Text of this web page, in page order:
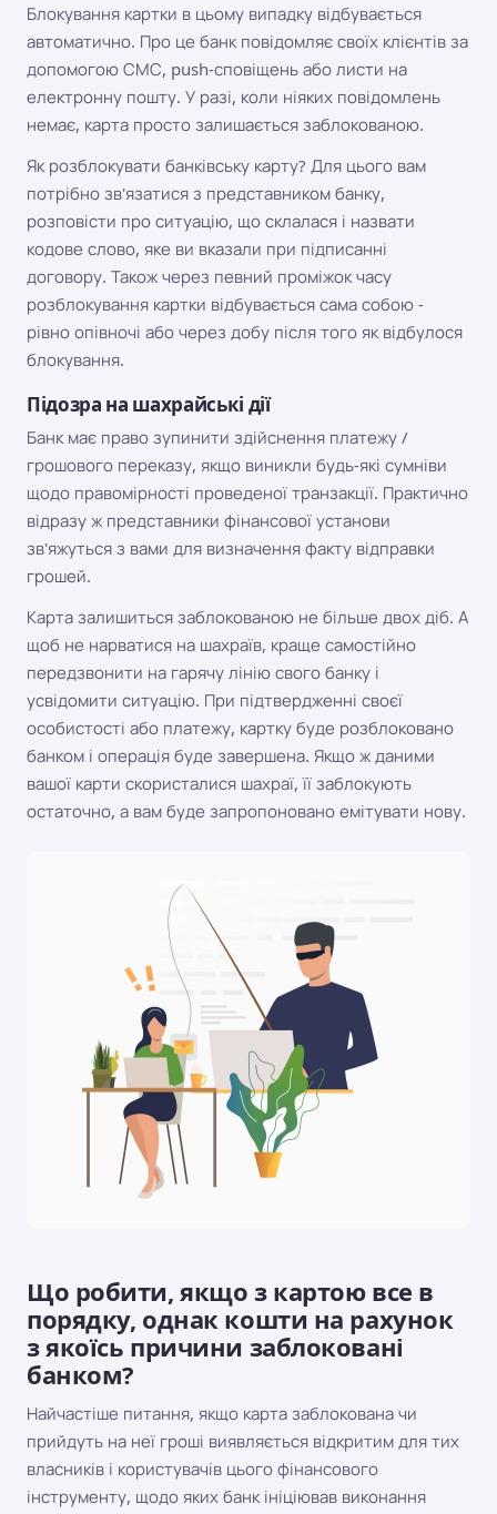
Блокування картки в цьому випадку відбувається
автоматично. Про це банк повідомляє своїх клієнтів за
допомогою СМС, push-сповіщень або листи на
електронну пошту. У разі, коли ніяких повідомлень
немає, карта просто залишається заблокованою.
Як розблокувати банківську карту? Для цього вам
потрібно зв'язатися з представником банку,
розповісти про ситуацію, що склалася і назвати
кодове слово, яке ви вказали при підписанні
договору. Також через певний проміжок часу
розблокування картки відбувається сама собою -
рівно опівночі або через добу після того як відбулося
блокування.
Підозра на шахрайські дії
Банк має право зупинити здійснення платежу /
грошового переказу, якщо виникли будь-які сумніви
щодо правомірності проведеної транзакції. Практично
відразу ж представники фінансової установи
зв'яжуться з вами для визначення факту відправки
грошей.
Карта залишиться заблокованою не більше двох діб. А
щоб не нарватися на шахраїв, краще самостійно
передзвонити на гарячу лінію свого банку і
усвідомити ситуацію. При підтвердженні своєї
особистості або платежу, картку буде розблоковано
банком і операція буде завершена. Якщо ж даними
вашої карти скористалися шахраї, її заблокують
остаточно, а вам буде запропоновано емітувати нову.
Що робити, якщо з картою все в
порядку, однак кошти на рахунок
з якоїсь причини заблоковані
банком?
Найчастіше питання, якщо карта заблокована чи
прийдуть на неї гроші виявляється відкритим для тих
власників і користувачів цього фінансового
інструменту, щодо яких банк ініціював виконання